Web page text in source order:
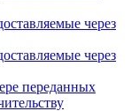
через
через
переданных